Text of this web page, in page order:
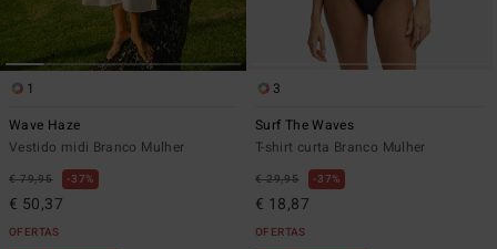
1
Wave Haze
Vestido midi Branco Mulher
€ 79,95 37%
€ 50,37
OFERTAS
3
Surf The Waves
T-shirt curta Branco Mulher
€ 29,95 37%
€ 18,87
OFERTAS